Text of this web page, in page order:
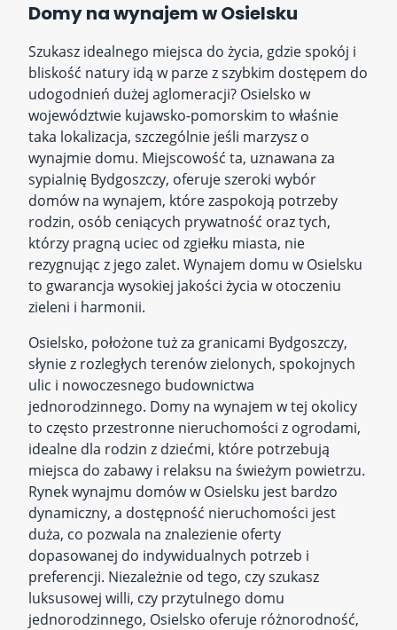
Domy na wynajem w Osielsku
Szukasz idealnego miejsca do życia, gdzie spokój i
bliskość natury idą w parze z szybkim dostępem do
udogodnień dużej aglomeracji? Osielsko w
województwie kujawsko-pomorskim to właśnie
taka lokalizacja, szczególnie jeśli marzysz o
wynajmie domu. Miejscowość ta, uznawana za
sypialnię Bydgoszczy, oferuje szeroki wybór
domów na wynajem, które zaspokoją potrzeby
rodzin, osób ceniących prywatność oraz tych,
którzy pragną uciec od zgiełku miasta, nie
rezygnując z jego zalet. Wynajem domu w Osielsku
to gwarancja wysokiej jakości życia w otoczeniu
zieleni i harmonii.
Osielsko, położone tuż za granicami Bydgoszczy,
słynie z rozległych terenów zielonych, spokojnych
ulic i nowoczesnego budownictwa
jednorodzinnego. Domy na wynajem w tej okolicy
to często przestronne nieruchomości z ogrodami,
idealne dla rodzin z dziećmi, które potrzebują
miejsca do zabawy i relaksu na świeżym powietrzu.
Rynek wynajmu domów w Osielsku jest bardzo
dynamiczny, a dostępność nieruchomości jest
duża, co pozwala na znalezienie oferty
dopasowanej do indywidualnych potrzeb i
preferencji. Niezależnie od tego, czy szukasz
luksusowej willi, czy przytulnego domu
jednorodzinnego, Osielsko oferuje różnorodność,